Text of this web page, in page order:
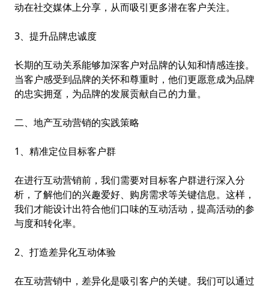
动在社交媒体上分享，从而吸引更多潜在客户关注。
3、提升品牌忠诚度
长期的互动关系能够加深客户对品牌的认知和情感连接。
当客户感受到品牌的关怀和尊重时，他们更愿意成为品牌
的忠实拥趸，为品牌的发展贡献自己的力量。
二、地产互动营销的实践策略
1、精准定位目标客户群
在进行互动营销前，我们需要对目标客户群进行深入分
析，了解他们的兴趣爱好、购房需求等关键信息。这样，
我们才能设计出符合他们口味的互动活动，提高活动的参
与度和转化率。
2、打造差异化互动体验
在互动营销中，差异化是吸引客户的关键。我们可以通过